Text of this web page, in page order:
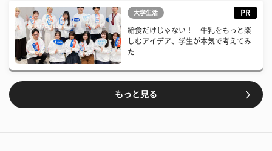
大学生活 PR
給食だけじゃない！ 牛乳をもっと楽
しむアイデア、学生が本気で考えてみ
た
もっと見る